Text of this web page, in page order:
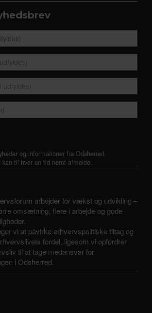
og informationer fra Odsherred
kan til hver en tid nemt afmelde.
arbejder for vækst og udvikling –
omsætning, flere i arbejde og gode
vi at påvirke erhvervspolitiske tiltag og
fordel, ligesom vi opfordrer
til at tage medansvar for
i Odsherred.